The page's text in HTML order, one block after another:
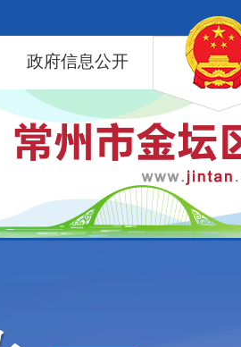
政府信息公开